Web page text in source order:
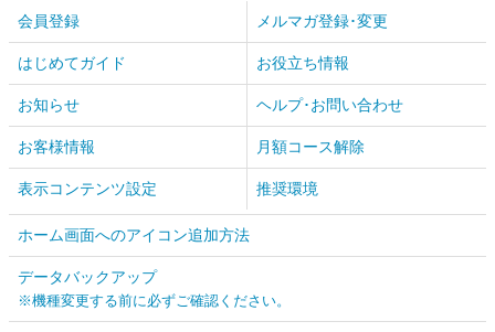
会員登録 メルマガ登録･変更
はじめてガイド お役立ち情報
お知らせ ヘルプ･お問い合わせ
お客様情報 月額コース解除
表示コンテンツ設定 推奨環境
ホーム画面へのアイコン追加方法
データバックアップ
※機種変更する前に必ずご確認ください。